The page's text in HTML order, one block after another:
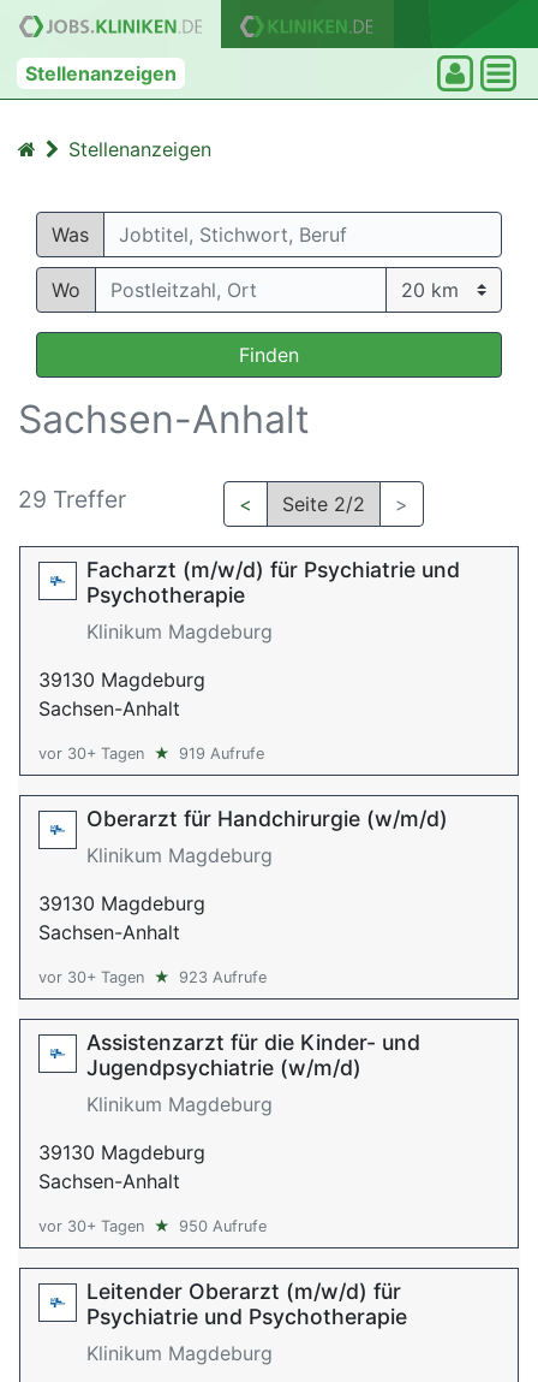
Stellenanzeigen
Stellenanzeigen
Was
Wo
Finden
Sachsen-Anhalt
29 Treffer < Seite 2/2 >
Facharzt (m/w/d) für Psychiatrie und
Psychotherapie
Klinikum Magdeburg
39130 Magdeburg
Sachsen-Anhalt
vor 30+ Tagen ★ 919 Aufrufe
Oberarzt für Handchirurgie (w/m/d)
Klinikum Magdeburg
39130 Magdeburg
Sachsen-Anhalt
vor 30+ Tagen ★ 923 Aufrufe
Assistenzarzt für die Kinder- und
Jugendpsychiatrie (w/m/d)
Klinikum Magdeburg
39130 Magdeburg
Sachsen-Anhalt
vor 30+ Tagen ★ 950 Aufrufe
Leitender Oberarzt (m/w/d) für
Psychiatrie und Psychotherapie
Klinikum Magdeburg